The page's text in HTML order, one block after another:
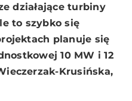
działające turbiny
to szybko się
planuje się
10 MW i 12
Krusińska,